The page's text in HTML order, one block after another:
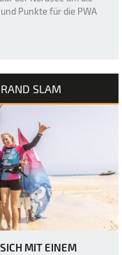
Punkte für die PWA
SLAM
MIT EINEM